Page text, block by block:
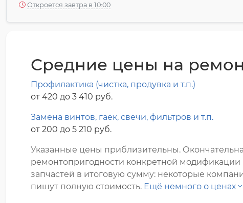
Откроется завтра в 10:00
Средние цены на
Профилактика (чистка, продувка и т.п.)
от 420 до 3 410 pyб.
Замена винтов, гаек, свечи, фильтров и т.п.
от 200 до 5 210 pyб.
Указанные цены приблизительны.
ремонтопригодности конкретной модификации
запчастей в итоговую сумму: некоторые
пишут полную стоимость. Ещё немного о ценах